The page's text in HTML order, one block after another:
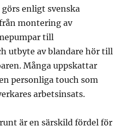
enligt svenska
montering av
till
utbyte av blandare hör till
Många uppskattar
personliga touch som
arbetsinsats.
är en särskild fördel för